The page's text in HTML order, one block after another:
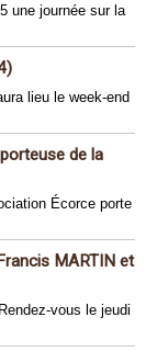
une journée sur la
lieu le week-end
de la
Écorce porte
MARTIN et
vous le jeudi